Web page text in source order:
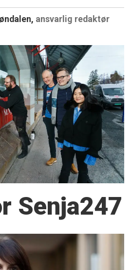
ansvarlig redaktør
Senja247